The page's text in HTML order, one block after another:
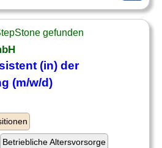
gefunden
(in) der
(m/w/d)
Betriebliche Altersvorsorge